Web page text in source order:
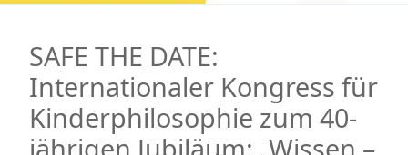
SAFE THE DATE:
Internationaler Kongress für
Kinderphilosophie zum 40-
jährigen Jubiläum: „Wissen –